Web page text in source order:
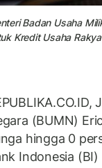
Badan Usaha
Kredit Usaha
(BUMN)
hingga 0
Indonesia